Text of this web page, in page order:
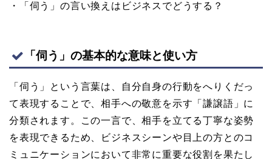
・「伺う」の言い換えはビジネスでどうする？
「伺う」の基本的な意味と使い方
「伺う」という言葉は、自分自身の行動をへりくだっ
て表現することで、相手への敬意を示す「謙譲語」に
分類されます。この一言で、相手を立てる丁寧な姿勢
を表現できるため、ビジネスシーンや目上の方とのコ
ミュニケーションにおいて非常に重要な役割を果たし